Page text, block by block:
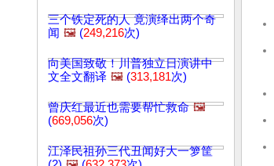
三个铁定死的人 竟演绎出两个奇
闻 🖼️ (249,216次)
向美国致敬！川普独立日演讲中
文全文翻译 🖼️ (313,181次)
曾庆红最近也需要帮忙救命 🖼️
(669,056次)
江泽民祖孙三代丑闻好大一箩筐